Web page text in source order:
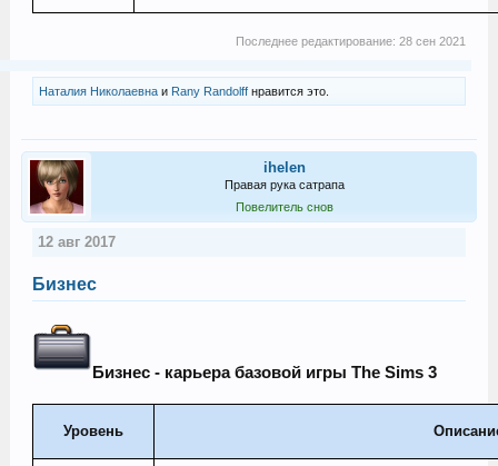
Последнее редактирование:28 сен 2021
Наталия Николаевнаи Rany Randolffнравится это.
ihelen
Правая рука сатрапа
Повелитель снов
12 авг 2017
Бизнес
Бизнес - карьера базовой игры The Sims 3
Уровень